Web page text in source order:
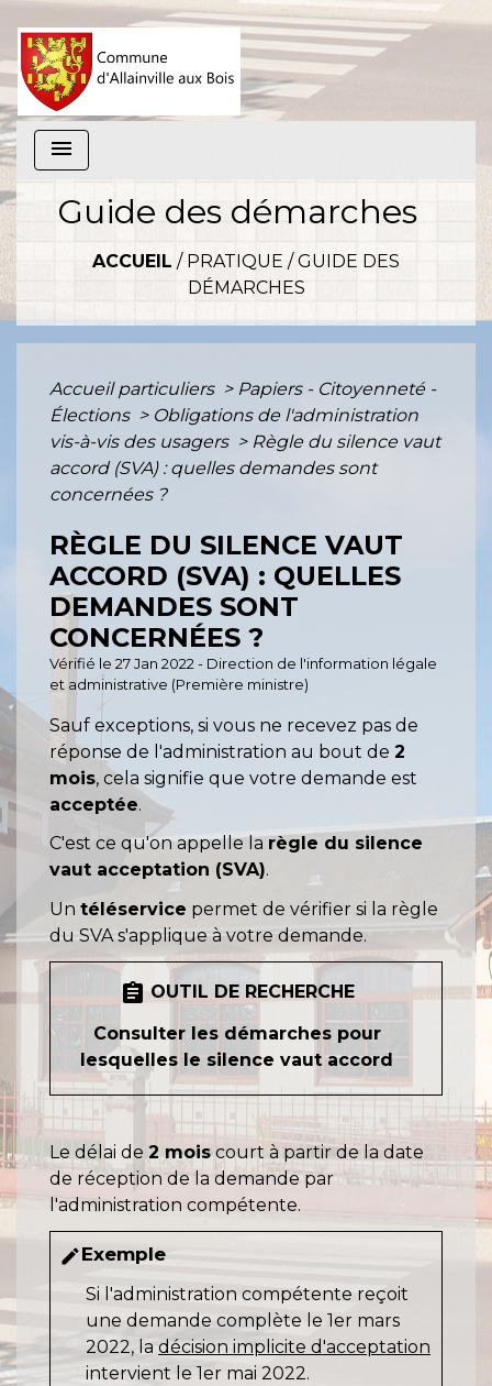
menu
Guide des démarches
ACCUEIL / PRATIQUE /GUIDE DES
DÉMARCHES
Accueil particuliers > Papiers - Citoyenneté -
Élections > Obligations de l'administration
vis-à-vis des usagers > Règle du silence vaut
accord (SVA) : quelles demandes sont
concernées ?
RÈGLE DU SILENCE VAUT
ACCORD (SVA) : QUELLES
DEMANDES SONT
CONCERNÉES ?
Vérifié le 27 Jan 2022 - Direction de l'information légale
et administrative (Première ministre)
Sauf exceptions, si vous ne recevez pas de
réponse de l'administration au bout de 2
mois, cela signifie que votre demande est
acceptée.
C'est ce qu'on appelle la règle du silence
vaut acceptation (SVA).
Un téléservice permet de vérifier si la règle
du SVA s'applique à votre demande.
assignment OUTIL DE RECHERCHE
Consulter les démarches pour
lesquelles le silence vaut accord
Le délai de 2 moiscourt à partir de la date
de réception de la demande par
l'administration compétente.
editExemple
Si l'administration compétente reçoit
une demande complète le 1er mars
2022, la décision implicite d'acceptation
intervient le 1er mai 2022.